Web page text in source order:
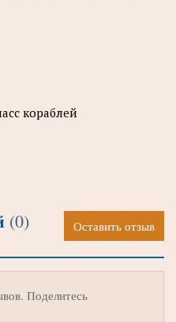
кораблей
(0) Оставить отзыв
Поделитесь